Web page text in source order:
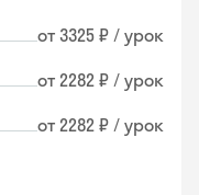
от 3325 ₽ / урок
от 2282 ₽ / урок
от 2282 ₽ / урок